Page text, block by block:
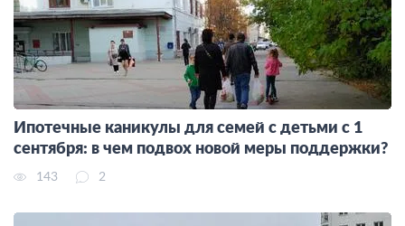
Ипотечные каникулы для семей с детьми с 1
сентября: в чем подвох новой меры поддержки?
143 2